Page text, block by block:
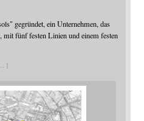
gegründet, ein Unternehmen, das
mit fünf festen Linien und einem festen